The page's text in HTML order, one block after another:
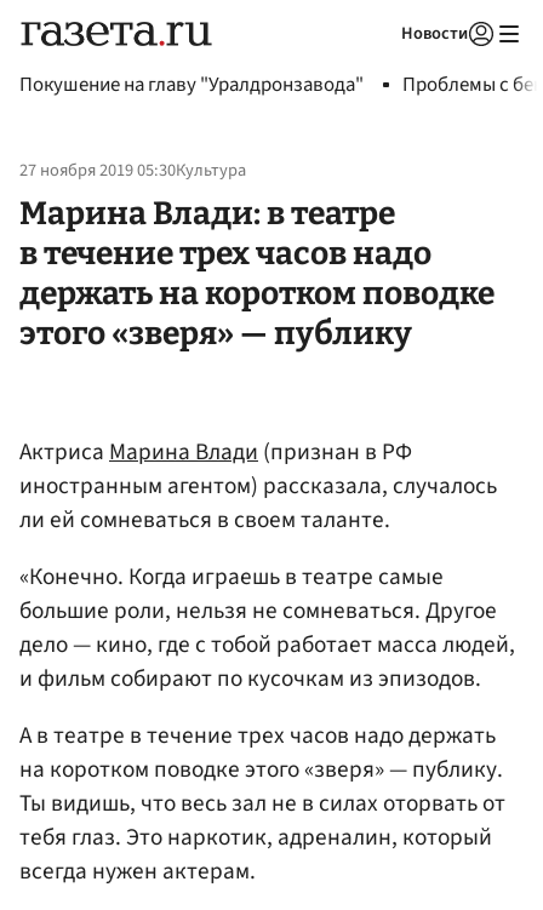
Новости
Покушение на главу "Уралдронзавода" Проблемы с
27 ноября 2019 05:30Культура
Марина Влади: в театре
в течение трех часов надо
держать на коротком поводке
этого «зверя» — публику
АктрисаМарина Влади(признан в РФ
иностранным агентом) рассказала, случалось
ли ей сомневаться в своем таланте.
«Конечно. Когда играешь в театре самые
большие роли, нельзя не сомневаться. Другое
дело — кино, где с тобой работает масса людей,
и фильм собирают по кусочкам из эпизодов.
А в театре в течение трех часов надо держать
на коротком поводке этого «зверя» — публику.
Ты видишь, что весь зал не в силах оторвать от
тебя глаз. Это наркотик, адреналин, который
всегда нужен актерам.